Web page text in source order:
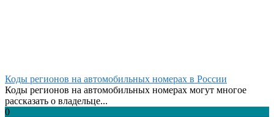
Коды регионов на автомобильных номерах в России
Коды регионов на автомобильных номерах могут многое
рассказать о владельце...
0